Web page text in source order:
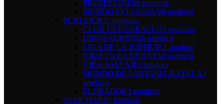
PROFESIONES0 products
MUNDO SYLVANIAN0 products
SCHLEICH47 products
CLUB DEL CABALLO2 products
DINOSAURIOS26 products
LIGA DE LA JUSTICIA1 product
VIDA EN LA GRANJA0 products
VIDA SALVAJE1 product
MUNDO DE FANTASIA-BAYALA3
products
ELDRADOR3 products
STAR WARS7 products